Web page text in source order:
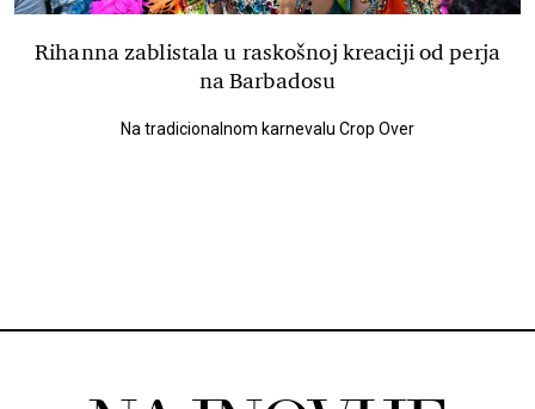
Rihanna zablistala u raskošnoj kreaciji od perja
na Barbadosu
Na tradicionalnom karnevalu Crop Over